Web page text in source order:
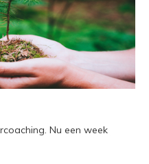
Nu een week